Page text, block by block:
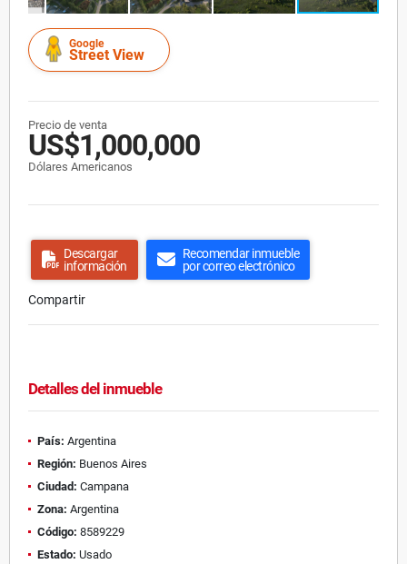
Google
Street View
Precio de venta
US$1,000,000
Dólares Americanos
Descargar
información
Recomendar inmueble
por correo electrónico
Compartir
Detalles del inmueble
País: Argentina
Región: Buenos Aires
Ciudad: Campana
Zona: Argentina
Código: 8589229
Estado: Usado